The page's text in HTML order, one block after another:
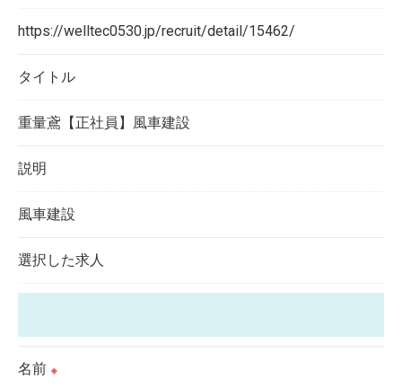
ません。
＜個人情報の委託について＞
個人情報を外部に委託する場合があります。
これらの委託先に対しては個人情報保護契約等の措
当社では、個人情報の漏洩等がなされないよう、適
切に安全管理対策を実施します。
必要な情報を頂けない場合は、それに対応した当社
https://welltec0530.jp/recruit/detail/15462/
タイトル
重量鳶【正社員】風車建設
説明
風車建設
選択した求人
名前 ※